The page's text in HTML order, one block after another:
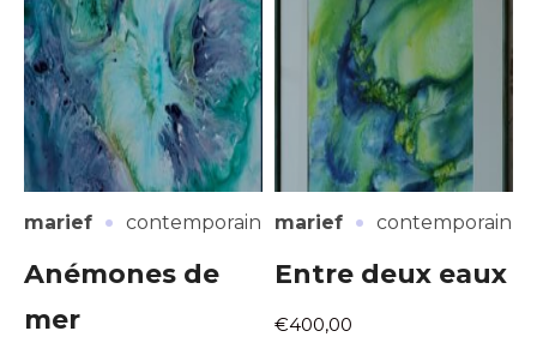
marief · contemporain
Anémones de
mer
marief · contemporain
Entre deux eaux
€400,00